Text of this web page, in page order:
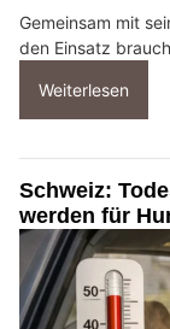
Gemeinsam mit
den Einsatz
Weiterlesen
Schweiz:
werden für